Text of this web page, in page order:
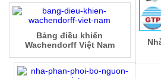
Bảng điều khiển
Wachendorff Việt Nam